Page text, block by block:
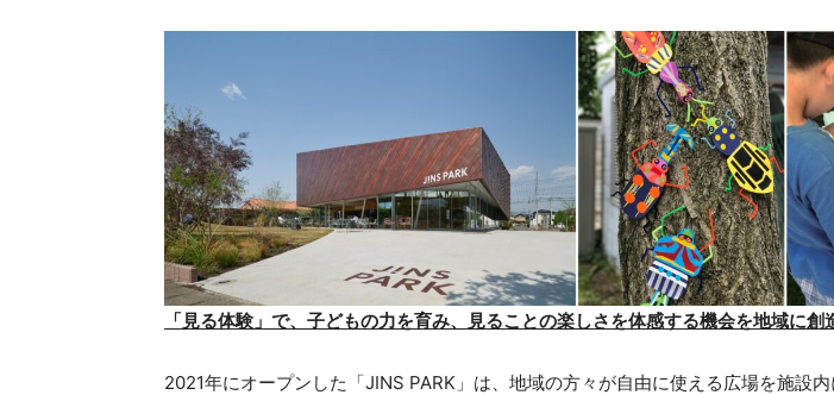
「見る体験」で、子どもの力を育み、見ることの楽しさを体感する機会を地域に創
2021年にオープンした「JINS PARK」は、地域の方々が自由に使える広場を施設